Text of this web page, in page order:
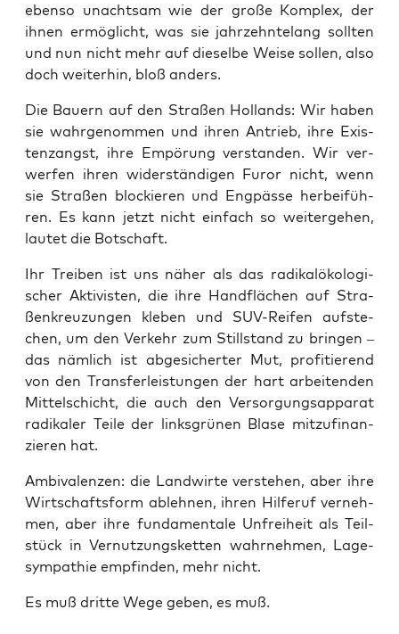
eben­so unacht­sam wie der gro­ße Kom­plex, der
ihnen ermög­licht, was sie jahr­zehn­te­lang soll­ten
und nun nicht mehr auf die­sel­be Wei­se sol­len, also
doch wei­ter­hin, bloß anders.
Die Bau­ern auf den Stra­ßen Hol­lands: Wir haben
sie wahr­ge­nom­men und ihren Antrieb, ihre Exis­
tenz­angst, ihre Empö­rung ver­stan­den. Wir ver­
wer­fen ihren wider­stän­di­gen Furor nicht, wenn
sie Stra­ßen blo­ckie­ren und Eng­päs­se her­bei­füh­
ren. Es kann jetzt nicht ein­fach so wei­ter­ge­hen,
lau­tet die Botschaft.
Ihr Trei­ben ist uns näher als das radi­ka­l­öko­lo­gi­
scher Akti­vis­ten, die ihre Hand­flä­chen auf Stra­
ßen­kreu­zun­gen kle­ben und SUV-Rei­fen auf­ste­
chen, um den Ver­kehr zum Still­stand zu brin­gen –
das näm­lich ist abge­si­cher­ter Mut, pro­fi­tie­rend
von den Trans­fer­leis­tun­gen der hart arbei­ten­den
Mit­tel­schicht, die auch den Ver­sor­gungs­ap­pa­rat
radi­ka­ler Tei­le der links­grü­nen Bla­se mit­zu­fi­nan­
zie­ren hat.
Ambi­va­len­zen: die Land­wir­te ver­ste­hen, aber ihre
Wirt­schafts­form ableh­nen, ihren Hil­fe­ruf ver­neh­
men, aber ihre fun­da­men­ta­le Unfrei­heit als Teil­
stück in Ver­nut­zungs­ket­ten wahr­neh­men, Lage­
sym­pa­thie emp­fin­den, mehr nicht.
Es muß drit­te Wege geben, es muß.